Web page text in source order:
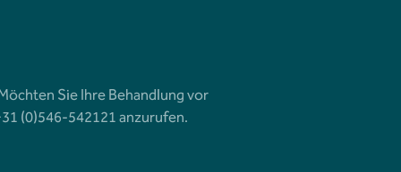
Sie Ihre Behandlung vor
(0)546-542121 anzurufen.